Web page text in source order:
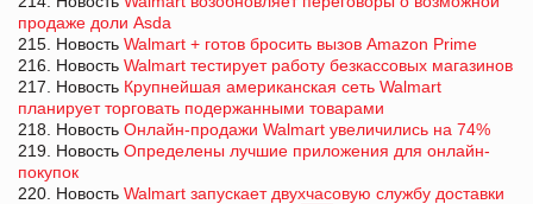
продаже доли Asda
215. Новость Walmart + готов бросить вызов Amazon Prime
216. Новость Walmart тестирует работу безкассовых магазинов
217. Новость Крупнейшая американская сеть Walmart
планирует торговать подержанными товарами
218. Новость Онлайн-продажи Walmart увеличились на 74%
219. Новость Определены лучшие приложения для онлайн-
покупок
220. Новость Walmart запускает двухчасовую службу доставки